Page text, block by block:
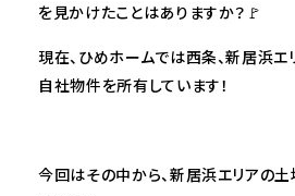
を見かけたことはありますか？🚩
現在、ひめホームでは西条、新居浜エ
自社物件を所有しています！
今回はその中から、新居浜エリアの